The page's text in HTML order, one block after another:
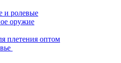
и ролевые
оружие
плетения оптом